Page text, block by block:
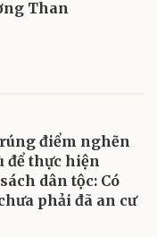
Than
điểm nghẽn
để thực hiện
dân tộc: Có
phải đã an cư